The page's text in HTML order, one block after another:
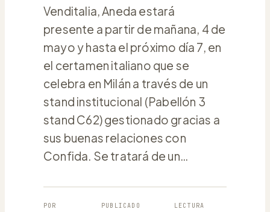
Venditalia, Aneda estará
presente a partir de mañana, 4 de
mayo y hasta el próximo día 7, en
el certamen italiano que se
celebra en Milán a través de un
stand institucional (Pabellón 3
stand C62) gestionado gracias a
sus buenas relaciones con
Confida. Se tratará de un…
POR PUBLICADO LECTURA